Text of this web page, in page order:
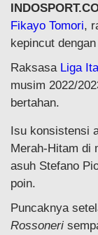
Fikayo Tomori,
kepincut
Raksasa Liga
musim 2022/
bertahan.
Isu konsistensi
Merah-Hitam di
asuh Stefano
poin.
Puncaknya
Rossoneri